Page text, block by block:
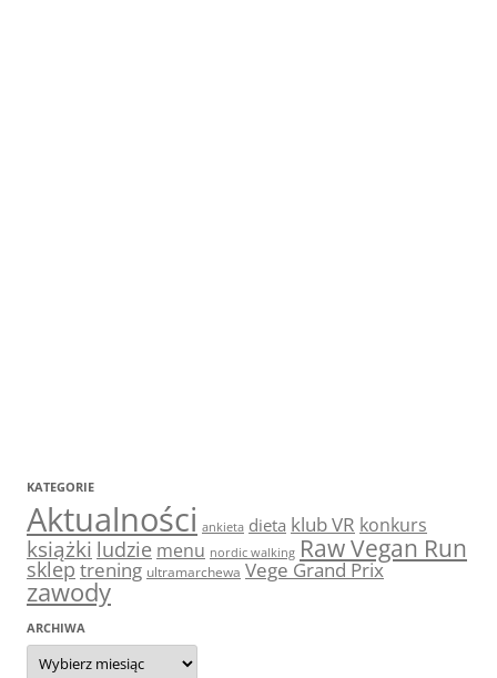
KATEGORIE
Aktualności ankieta dieta klub VR konkurs
książki ludzie menu nordic walking Raw Vegan Run
sklep trening ultramarchewa Vege Grand Prix
zawody
ARCHIWA
Archiwa